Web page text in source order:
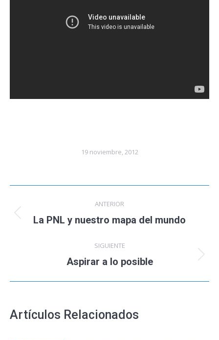
19 noviembre, 2012
entre
publicaciones
ANTERIOR
Publicación
La PNL y nuestro mapa del mundo
SIGUIENTE
Publicación
Aspirar a lo posible
Artículos Relacionados